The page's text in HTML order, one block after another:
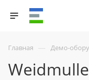
Главная — Демо-